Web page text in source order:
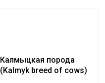
Калмыцкая порода
(Kalmyk breed of cows)